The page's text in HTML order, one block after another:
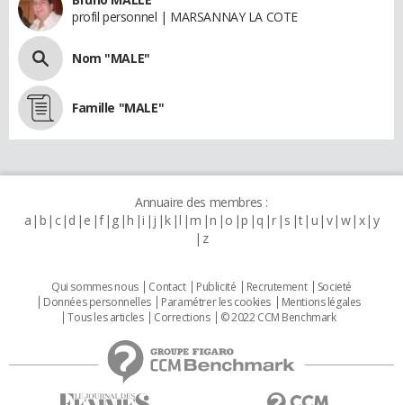
profil personnel | MARSANNAY LA COTE
Nom "MALE"
Famille "MALE"
Annuaire des membres :
a b c d e f g h i j k l m n o p q r s t u v w x y
z
Qui sommes nous Contact Publicité Recrutement
Societé
Données personnelles
Paramétrer les cookies
Mentions légales
Tous les articles
Corrections © 2022 CCM Benchmark